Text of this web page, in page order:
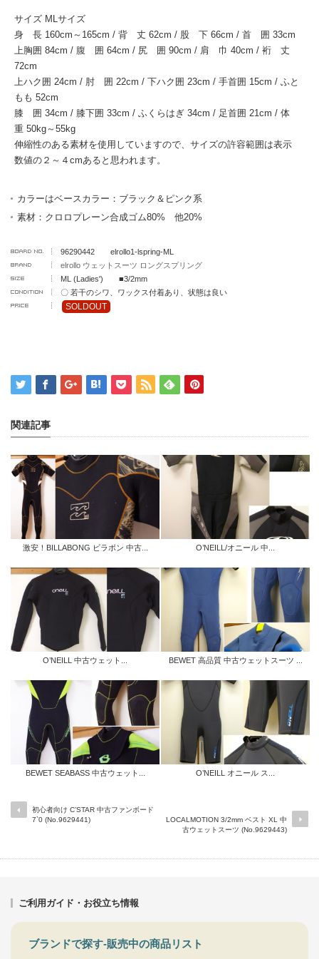
サイズ MLサイズ
身 長 160cm～165cm / 背 丈 62cm / 股 下 66cm / 首 囲 33cm
上胸囲 84cm / 腹 囲 64cm / 尻 囲 90cm / 肩 巾 40cm / 裄 丈
72cm
上ハク囲 24cm / 肘 囲 22cm / 下ハク囲 23cm / 手首囲 15cm / ふと
もも 52cm
膝 囲 34cm / 膝下囲 33cm / ふくらはぎ 34cm / 足首囲 21cm / 体
重 50kg～55kg
伸縮性のある素材を使用していますので、サイズの許容範囲は表示
数値の２～４cmあると思われます。
カラーはベースカラー：ブラック＆ピンク系
素材：クロロプレーン合成ゴム80% 他20%
96290442 elrollo1-lspring-ML
elrollo ウェットスーツ ロングスプリング
ML (Ladies') ■3/2mm
〇 若干のシワ、ワックス付着あり、状態は良い
SOLDOUT
関連記事
激安！BILLABONG ビラボン 中古... O’NEILL/オニール 中...
O’NEILL 中古ウェット... BEWET 高品質 中古ウェットスーツ ...
BEWET SEABASS 中古ウェット... O’NEILL オニール ス...
初心者向け C’STAR 中古ファンボード
7`0 (No.9629441)
LOCALMOTION 3/2mm ベスト XL 中
古ウェットスーツ (No.9629443)
ご利用ガイド・お役立ち情報
ブランドで探す-販売中の商品リスト